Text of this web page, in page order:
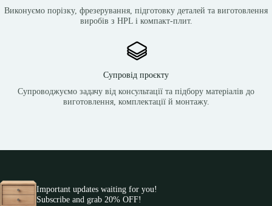
Виконуємо порізку, фрезерування, підготовку деталей та виготовлення
виробів з HPL і компакт-плит.
Супровід проєкту
Супроводжуємо задачу від консультації та підбору матеріалів до
виготовлення, комплектації й монтажу.
Important updates waiting for you!
Subscribe and grab 20% OFF!